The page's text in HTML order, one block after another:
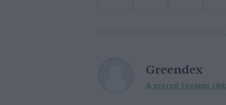
Greendex
A szerző további